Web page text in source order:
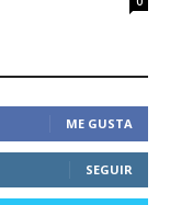
ME GUSTA
SEGUIR